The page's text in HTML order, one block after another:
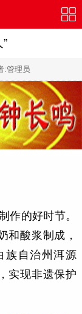
:管理员
的好时节。
和酸浆制成，
族自治州洱源
实现非遗保护